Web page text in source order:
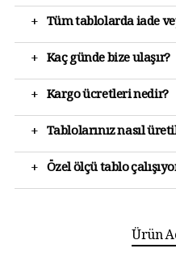
+ Tüm tablolarda iade
+ Kaç günde bize ulaşır?
+ Kargo ücretleri nedir?
+ Tablolarınız nasıl
+ Özel ölçü tablo
Ürün